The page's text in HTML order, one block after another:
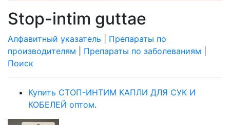
Stop-intim guttae
Алфавитный указатель
Препараты по
производителям
Препараты по заболеваниям
Поиск
Купить СТОП-ИНТИМ КАПЛИ ДЛЯ СУК И
КОБЕЛЕЙ оптом.